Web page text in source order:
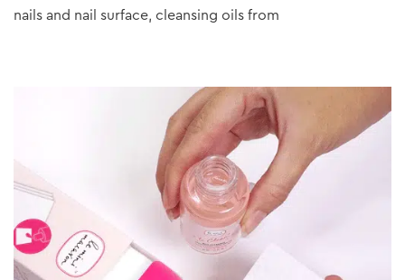
nails and nail surface, cleansing oils from